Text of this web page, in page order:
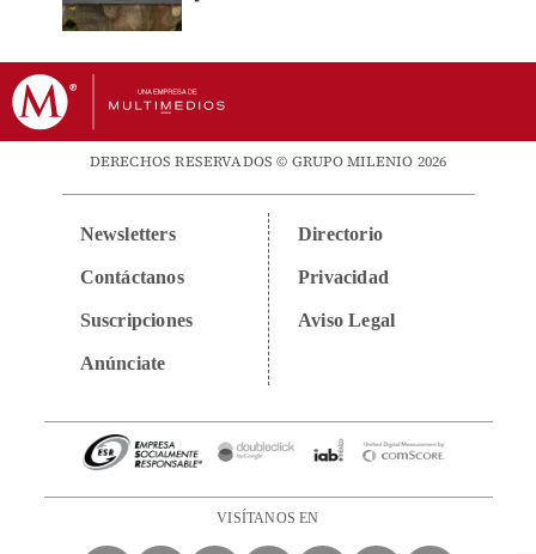
DERECHOS RESERVADOS © GRUPO MILENIO 2026
Newsletters
Contáctanos
Suscripciones
Anúnciate
Directorio
Privacidad
Aviso Legal
VISÍTANOS EN